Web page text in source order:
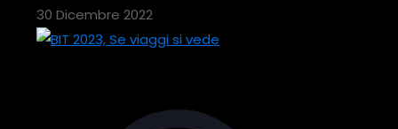
30 Dicembre 2022